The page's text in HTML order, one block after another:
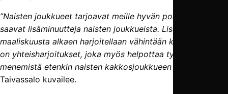
”Naisten joukkueet tarjoavat meille hyvän polun, ja pelaajat
saavat lisäminuutteja naisten joukkueista. Lisäksi
maaliskuusta alkaen harjoitellaan vähintään kerran viikossa
on yhteisharjoitukset, joka myös helpottaa tyttöjen
menemistä etenkin naisten kakkosjoukkueen mukaan”
Taivassalo kuvailee.